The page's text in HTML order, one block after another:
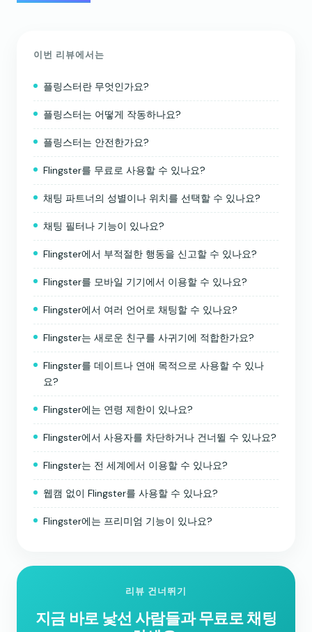
이번 리뷰에서는
플링스터란 무엇인가요?
플링스터는 어떻게 작동하나요?
플링스터는 안전한가요?
Flingster를 무료로 사용할 수 있나요?
채팅 파트너의 성별이나 위치를 선택할 수 있나요?
채팅 필터나 기능이 있나요?
Flingster에서 부적절한 행동을 신고할 수 있나요?
Flingster를 모바일 기기에서 이용할 수 있나요?
Flingster에서 여러 언어로 채팅할 수 있나요?
Flingster는 새로운 친구를 사귀기에 적합한가요?
Flingster를 데이트나 연애 목적으로 사용할 수 있나
요?
Flingster에는 연령 제한이 있나요?
Flingster에서 사용자를 차단하거나 건너뛸 수 있나요?
Flingster는 전 세계에서 이용할 수 있나요?
웹캠 없이 Flingster를 사용할 수 있나요?
Flingster에는 프리미엄 기능이 있나요?
리뷰 건너뛰기
지금 바로 낯선 사람들과 무료로 채팅